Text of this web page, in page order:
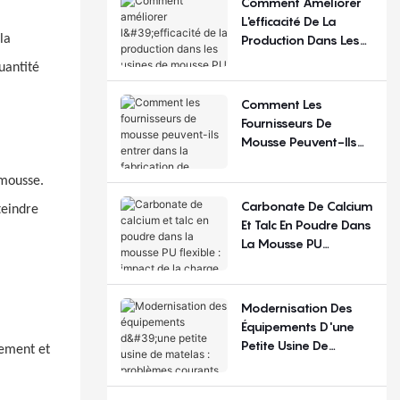
et
L'efficacité De La
Production Dans Les
Flexible ?
Comment Les
Fournisseurs De
Mousse Peuvent-Ils
Fabrication De
Carbonate De Calcium
Et Talc En Poudre Dans
La Mousse PU
Charge De
Modernisation Des
Équipements D'une
Petite Usine De
Courants Et Choix De